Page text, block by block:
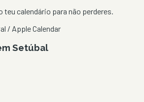
calendário para não perderes.
/ Apple Calendar
Setúbal